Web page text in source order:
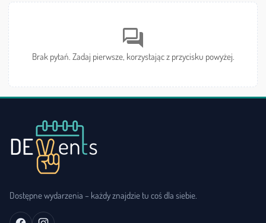
forum
Brak pytań. Zadaj pierwsze, korzystając z przycisku powyżej.
Dostępne wydarzenia – każdy znajdzie tu coś dla siebie.